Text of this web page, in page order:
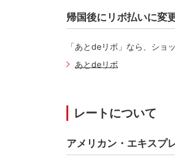
帰国後にリボ払いに変
「あとdeリボ」なら、ショ
あとdeリボ
レートについて
アメリカン・エキスプ